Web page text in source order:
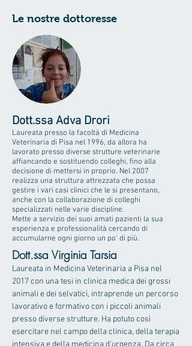
Le nostre dottoresse
Dott.ssa Adva Drori
Laureata presso la facoltà di Medicina
Veterinaria di Pisa nel 1996, da allora ha
lavorato presso diverse strutture veterinarie
affiancando e sostituendo colleghi, fino alla
decisione di mettersi in proprio. Nel 2007
realizza una struttura attrezzata che possa
gestire i vari casi clinici che le si presentano,
anche con la collaborazione di colleghi
specializzati nelle varie discipline.
Mette a servizio dei suoi amati pazienti la sua
esperienza e professionalità cercando di
accumularne ogni giorno un po' di più.
Dott.ssa Virginia Tarsia
Laureata in Medicina Veterinaria a Pisa nel
2017 con una tesi in clinica medica dei grossi
animali e dei selvatici, intraprende un percorso
lavorativo e formativo con i piccoli animali
presso diverse strutture. Ha potuto così
esercitare nel campo della clinica, della terapia